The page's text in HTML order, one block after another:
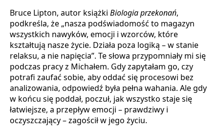
Bruce Lipton, autor książki Biologia przekonań,
podkreśla, że „nasza podświadomość to magazyn
wszystkich nawyków, emocji i wzorców, które
kształtują nasze życie. Działa poza logiką – w stanie
relaksu, a nie napięcia”. Te słowa przypomniały mi się
podczas pracy z Michałem. Gdy zapytałam go, czy
potrafi zaufać sobie, aby oddać się procesowi bez
analizowania, odpowiedź była pełna wahania. Ale gdy
w końcu się poddał, poczuł, jak wszystko staje się
łatwiejsze, a przepływ emocji – prawdziwy i
oczyszczający – zagościł w jego życiu.